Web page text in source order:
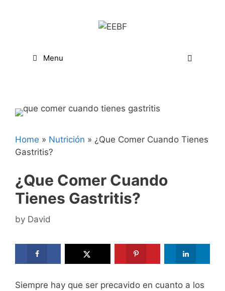
Menu
Home » Nutrición » ¿Que Comer Cuando Tienes
Gastritis?
¿Que Comer Cuando
Tienes Gastritis?
by David
Siempre hay que ser precavido en cuanto a los